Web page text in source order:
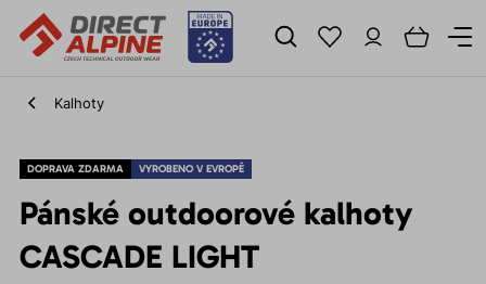
Kalhoty
DOPRAVA ZDARMA VYROBENO V EVROPĚ
Pánské outdoorové kalhoty
CASCADE LIGHT